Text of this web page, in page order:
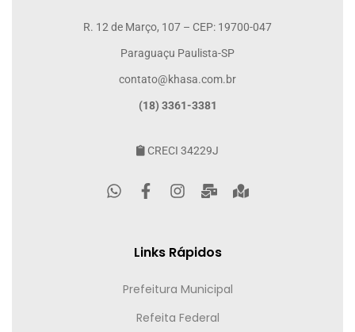
R. 12 de Março, 107 – CEP: 19700-047
Paraguaçu Paulista-SP
contato@khasa.com.br
(18) 3361-3381
CRECI 34229J
Links Rápidos
Prefeitura Municipal
Refeita Federal